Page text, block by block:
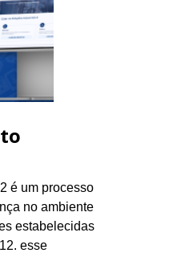
é um processo
no ambiente
estabelecidas
esse